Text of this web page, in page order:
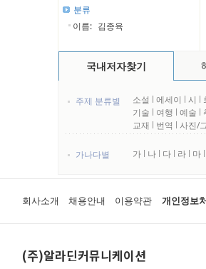
분류
이름: 김종육
국내저자찾기
주제 분류별 소설 l 에세이 l 시 l
기술 l 여행 l 예술 l
교재 l 번역 l 사진/
가나다별 가 l 나 l 다 l 라 l 마 l
회사소개 채용안내 이용약관 개인정보
(주)알라딘커뮤니케이션